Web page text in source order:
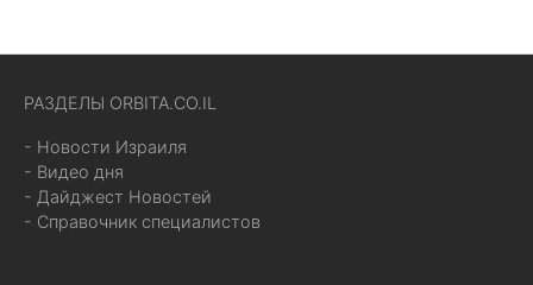
РАЗДЕЛЫ ORBITA.CO.IL
- Новости Израиля
- Видео дня
- Дайджест Новостей
- Справочник специалистов